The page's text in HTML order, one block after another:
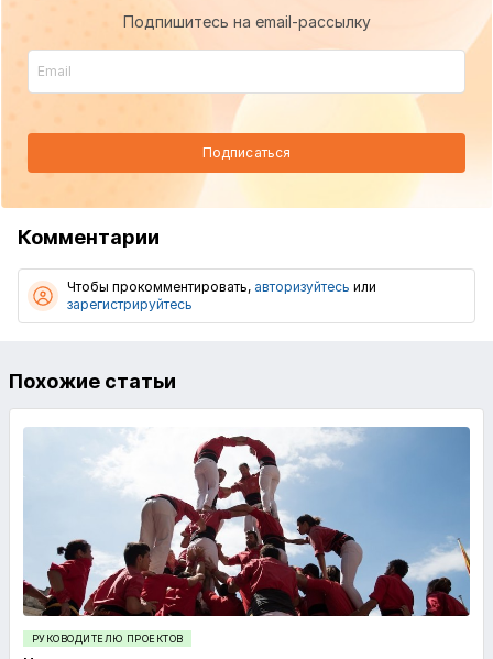
Подпишитесь на email-рассылку
Подписаться
Комментарии
Чтобы прокомментировать, авторизуйтесь или
зарегистрируйтесь
Похожие статьи
РУКОВОДИТЕЛЮ ПРОЕКТОВ